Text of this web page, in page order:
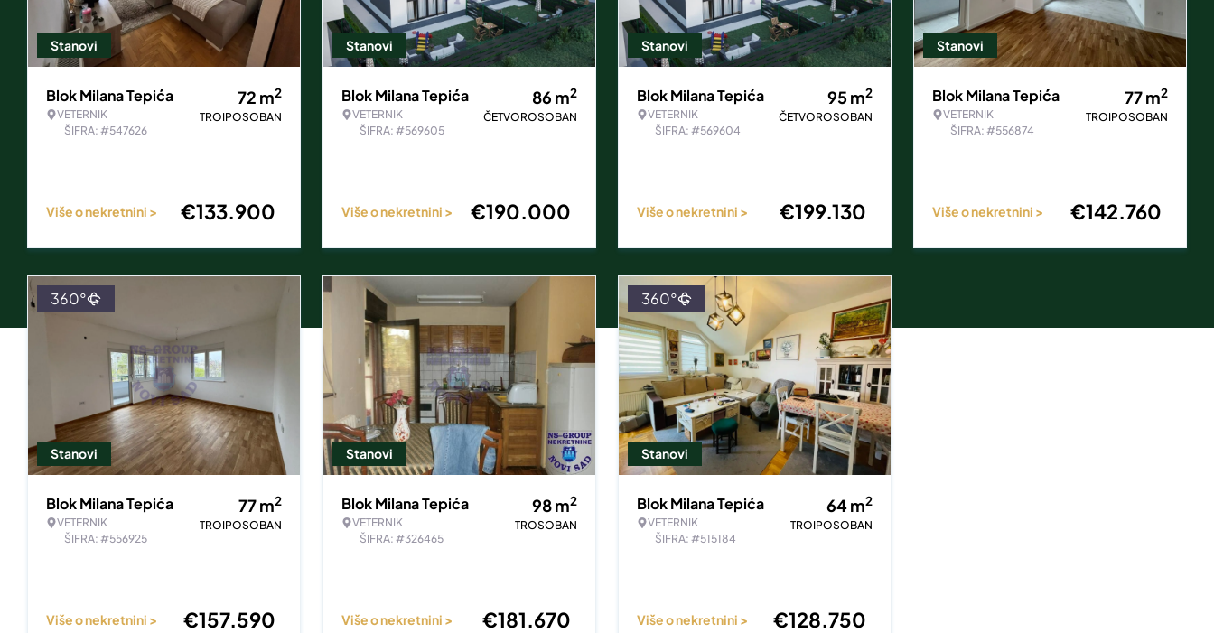
Stanovi
Blok Milana Tepića
VETERNIK
ŠIFRA: #547626
72 m2
TROIPOSOBAN
Više o nekretnini > €133.900
Stanovi
Blok Milana Tepića
VETERNIK
ŠIFRA: #569605
86 m2
ČETVOROSOBAN
Više o nekretnini > €190.000
Stanovi
Blok Milana Tepića
VETERNIK
ŠIFRA: #569604
95m2
ČETVOROSOBAN
Više o nekretnini > €199.130
Stanovi
Blok Milana Tepića
VETERNIK
ŠIFRA: #556874
77m2
TROIPOSOBAN
Više o nekretnini > €142.760
Stanovi
360°
Blok Milana Tepića
VETERNIK
ŠIFRA: #556925
77m2
TROIPOSOBAN
Više o nekretnini > €157.590
Stanovi
Blok Milana Tepića
VETERNIK
ŠIFRA: #326465
98m2
TROSOBAN
Više o nekretnini > €181.670
Stanovi
360°
Blok Milana Tepića
VETERNIK
ŠIFRA: #515184
64m2
TROIPOSOBAN
Više o nekretnini > €128.750